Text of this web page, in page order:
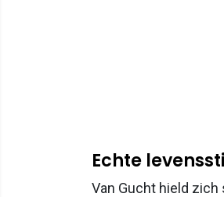
Echte
Van Gucht hield